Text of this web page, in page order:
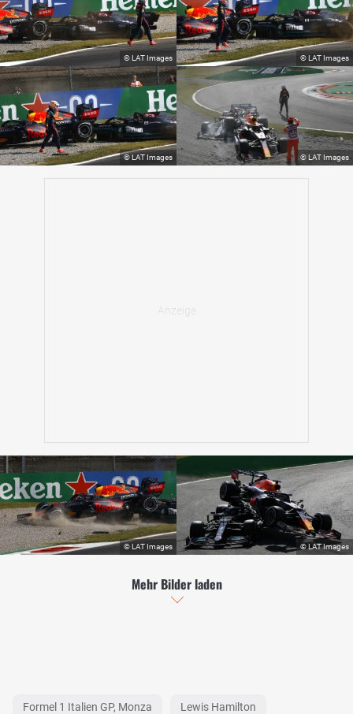
Mehr Bilder laden
Formel 1 Italien GP, Monza Lewis Hamilton